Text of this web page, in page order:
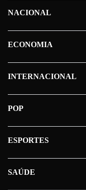
NACIONAL
ECONOMIA
INTERNACIONAL
POP
ESPORTES
SAÚDE